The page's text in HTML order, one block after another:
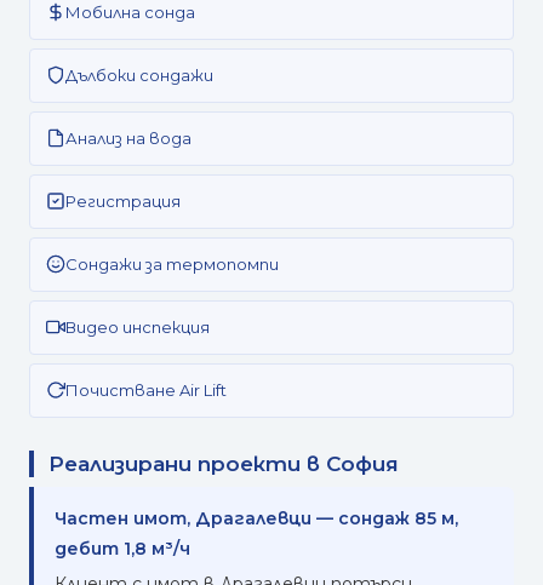
Мобилна сонда
Дълбоки сондажи
Анализ на вода
Регистрация
Сондажи за термопомпи
Видео инспекция
Почистване Air Lift
Реализирани проекти в София
Частен имот, Драгалевци — сондаж 85 м,
дебит 1,8 м³/ч